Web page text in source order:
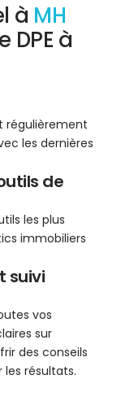
à MH
DPE à
régulièrement
les dernières
de
les plus
immobiliers
suivi
vos
sur
des conseils
résultats.